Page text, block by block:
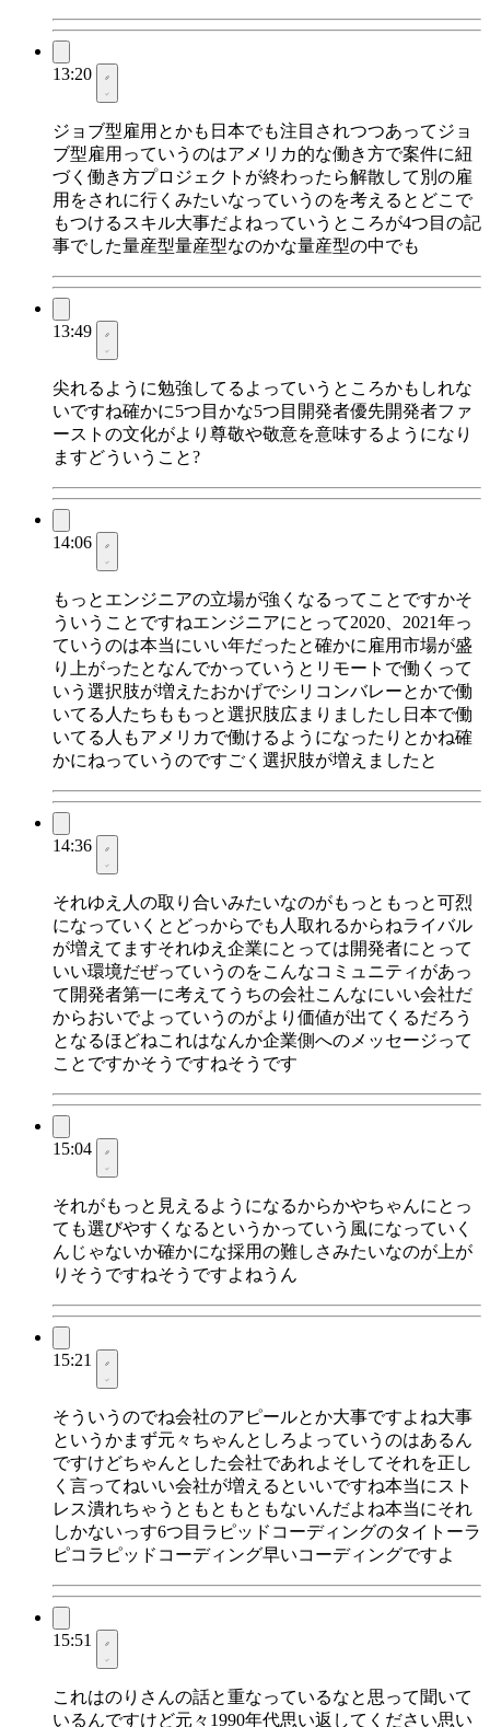
13:20
ジョブ型雇用とかも日本でも注目されつつあってジョ
ブ型雇用っていうのはアメリカ的な働き方で案件に紐
づく働き方プロジェクトが終わったら解散して別の雇
用をされに行くみたいなっていうのを考えるとどこで
もつけるスキル大事だよねっていうところが4つ目の記
事でした量産型量産型なのかな量産型の中でも
13:49
尖れるように勉強してるよっていうところかもしれな
いですね確かに5つ目かな5つ目開発者優先開発者ファ
ーストの文化がより尊敬や敬意を意味するようになり
ますどういうこと?
14:06
もっとエンジニアの立場が強くなるってことですかそ
ういうことですねエンジニアにとって2020、2021年っ
ていうのは本当にいい年だったと確かに雇用市場が盛
り上がったとなんでかっていうとリモートで働くって
いう選択肢が増えたおかげでシリコンバレーとかで働
いてる人たちももっと選択肢広まりましたし日本で働
いてる人もアメリカで働けるようになったりとかね確
かにねっていうのですごく選択肢が増えましたと
14:36
それゆえ人の取り合いみたいなのがもっともっと可烈
になっていくとどっからでも人取れるからねライバル
が増えてますそれゆえ企業にとっては開発者にとって
いい環境だぜっていうのをこんなコミュニティがあっ
て開発者第一に考えてうちの会社こんなにいい会社だ
からおいでよっていうのがより価値が出てくるだろう
となるほどねこれはなんか企業側へのメッセージって
ことですかそうですねそうです
15:04
それがもっと見えるようになるからかやちゃんにとっ
ても選びやすくなるというかっていう風になっていく
んじゃないか確かにな採用の難しさみたいなのが上が
りそうですねそうですよねうん
15:21
そういうのでね会社のアピールとか大事ですよね大事
というかまず元々ちゃんとしろよっていうのはあるん
ですけどちゃんとした会社であれよそしてそれを正し
く言ってねいい会社が増えるといいですね本当にスト
レス潰れちゃうともともともないんだよね本当にそれ
しかないっす6つ目ラピッドコーディングのタイトーラ
ピコラピッドコーディング早いコーディングですよ
15:51
これはのりさんの話と重なっているなと思って聞いて
いるんですけど元々1990年代思い返してください思い